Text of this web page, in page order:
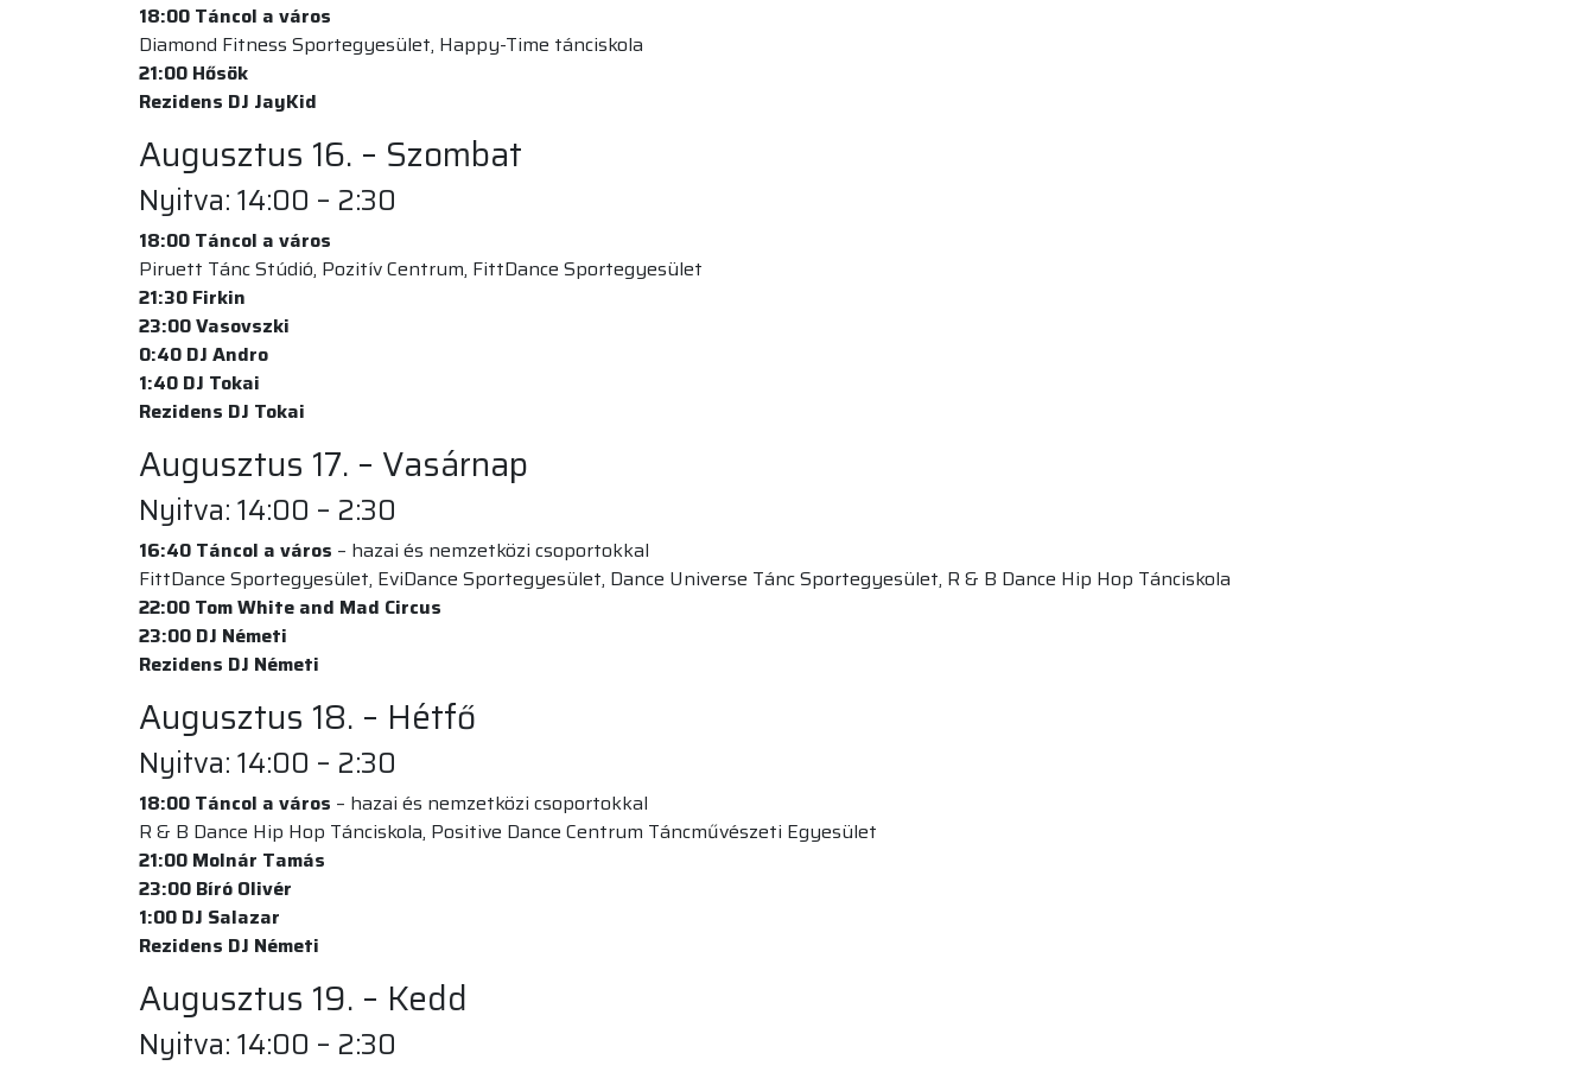
18:00 Táncol a város
Diamond Fitness Sportegyesület, Happy-Time tánciskola
21:00 Hősök
Rezidens DJ JayKid
Augusztus 16. – Szombat
Nyitva: 14:00 – 2:30
18:00 Táncol a város
Piruett Tánc Stúdió, Pozitív Centrum, FittDance Sportegyesület
21:30 Firkin
23:00 Vasovszki
0:40 DJ Andro
1:40 DJ Tokai
Rezidens DJ Tokai
Augusztus 17. – Vasárnap
Nyitva: 14:00 – 2:30
16:40 Táncol a város – hazai és nemzetközi csoportokkal
FittDance Sportegyesület, EviDance Sportegyesület, Dance Universe Tánc Sportegyesület, R & B Dance Hip Hop Tánciskola
22:00 Tom White and Mad Circus
23:00 DJ Németi
Rezidens DJ Németi
Augusztus 18. – Hétfő
Nyitva: 14:00 – 2:30
18:00 Táncol a város – hazai és nemzetközi csoportokkal
R & B Dance Hip Hop Tánciskola, Positive Dance Centrum Táncművészeti Egyesület
21:00 Molnár Tamás
23:00 Bíró Olivér
1:00 DJ Salazar
Rezidens DJ Németi
Augusztus 19. – Kedd
Nyitva: 14:00 – 2:30